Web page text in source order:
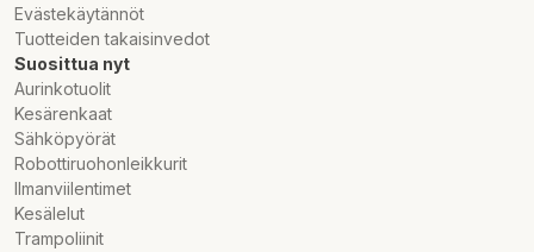
Evästekäytännöt
Tuotteiden takaisinvedot
Suosittua nyt
Aurinkotuolit
Kesärenkaat
Sähköpyörät
Robottiruohonleikkurit
Ilmanviilentimet
Kesälelut
Trampoliinit